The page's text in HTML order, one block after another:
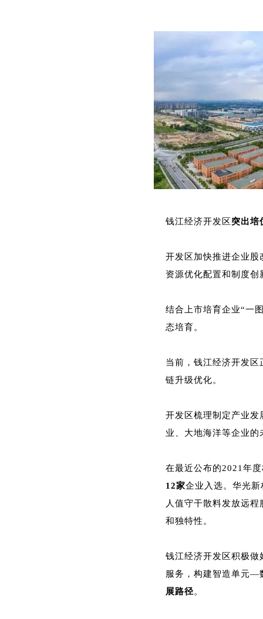
钱江经济开发区突出培
开发区加快推进企业
资源优化配置和制度创
结合上市培育企业“一
态培育。
当前，钱江经济开发
链升级优化。
开发区梳理制定产业
业、大地海洋等企业的
在最近公布的2021年
12家企业入选。华光
人值守干散料发放远
和独特性。
钱江经济开发区积极
服务，构建智造单元
展路径。